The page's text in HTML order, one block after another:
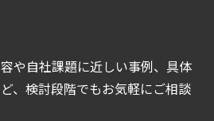
や自社課題に近しい事例、具体
、検討段階でもお気軽にご相談